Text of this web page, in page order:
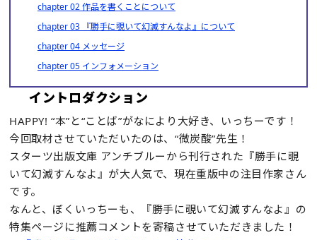
chapter 02 作品を書くことについて
chapter 03 『勝手に覗いて幻滅すんなよ』について
chapter 04 メッセージ
chapter 05 インフォメーション
イントロダクション
HAPPY! “本”と“ことば”がなにより大好き、いっちーです！
今回取材させていただいたのは、“微炭酸”先生！
スターツ出版文庫 アンチブルーから刊行された『勝手に覗
いて幻滅すんなよ』が大人気で、現在重版中の注目作家さん
です。
なんと、ぼくいっちーも、『勝手に覗いて幻滅すんなよ』の
特集ページに推薦コメントを寄稿させていただきました！